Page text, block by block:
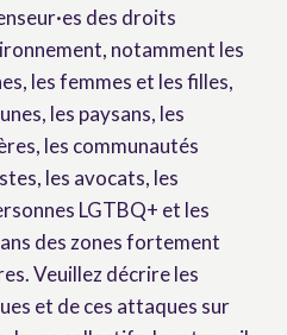
des droits
notamment les
les femmes et les filles,
les paysans, les
les communautés
les avocats, les
LGTBQ+ et les
des zones fortement
Veuillez décrire les
et de ces attaques sur